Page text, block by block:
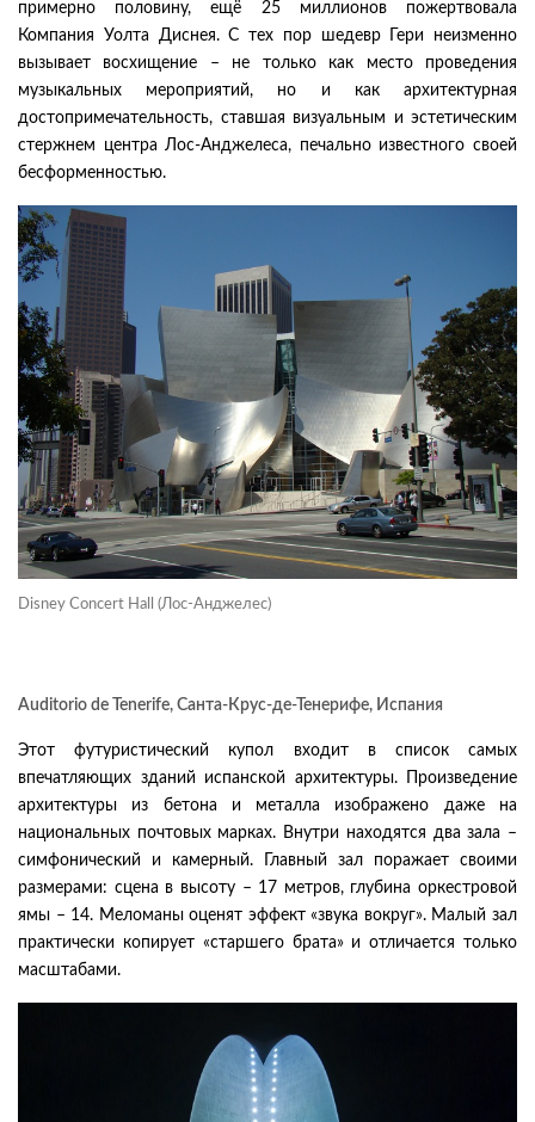
примерно половину, ещё 25 миллионов пожертвовала
Компания Уолта Диснея. С тех пор шедевр Гери неизменно
вызывает восхищение – не только как место проведения
музыкальных мероприятий, но и как архитектурная
достопримечательность, ставшая визуальным и эстетическим
стержнем центра Лос-Анджелеса, печально известного своей
бесформенностью.
Disney Concert Hall (Лос-Анджелес)
Auditorio de Tenerife, Санта-Крус-де-Тенерифе, Испания
Этот футуристический купол входит в список самых
впечатляющих зданий испанской архитектуры. Произведение
архитектуры из бетона и металла изображено даже на
национальных почтовых марках. Внутри находятся два зала –
симфонический и камерный. Главный зал поражает своими
размерами: сцена в высоту – 17 метров, глубина оркестровой
ямы – 14. Меломаны оценят эффект «звука вокруг». Малый зал
практически копирует «старшего брата» и отличается только
масштабами.